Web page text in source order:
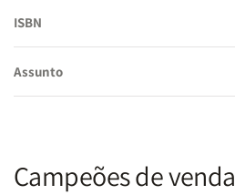
ISBN
Assunto
Campeões de venda